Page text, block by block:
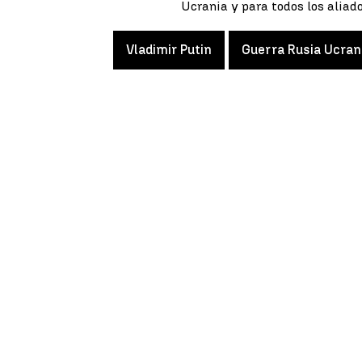
Ucrania y para todos los
Vladimir Putin Guerra Rusia